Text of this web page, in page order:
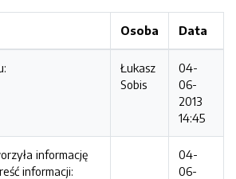
Osoba Data
Łukasz
Sobis
04-
06-
2013
14:45
informację
informacji:
04-
06-